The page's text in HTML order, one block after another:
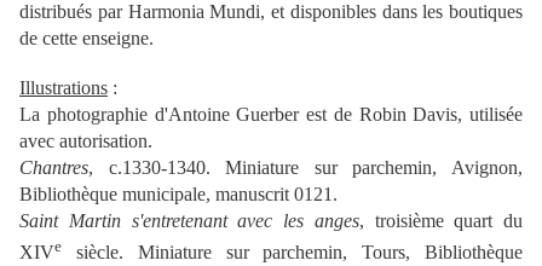
distribués par Harmonia Mundi, et disponibles dans les boutiques
de cette enseigne.
Illustrations :
La photographie d'Antoine Guerber est de Robin Davis, utilisée
avec autorisation.
Chantres, c.1330-1340. Miniature sur parchemin, Avignon,
Bibliothèque municipale, manuscrit 0121.
Saint Martin s'entretenant avec les anges, troisième quart du
XIVe siècle. Miniature sur parchemin, Tours, Bibliothèque